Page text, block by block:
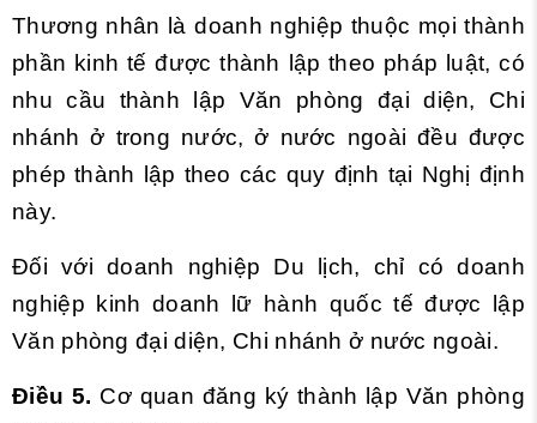
Thương nhân là doanh nghiệp thuộc mọi thành
phần kinh tế được thành lập theo pháp luật, có
nhu cầu thành lập Văn phòng đại diện, Chi
nhánh ở trong nước, ở nước ngoài đều được
phép thành lập theo các quy định tại Nghị định
này.
Đối với doanh nghiệp Du lịch, chỉ có doanh
nghiệp kinh doanh lữ hành quốc tế được lập
Văn phòng đại diện, Chi nhánh ở nước ngoài.
Điều 5. Cơ quan đăng ký thành lập Văn phòng